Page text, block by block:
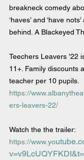
breakneck comedy
‘haves’ and ‘have
behind. A Blackeyed
Teechers Leavers ’22
11+. Family discounts
teacher per 10 pupils.
https://
ers-leavers-22/
Watch the the trailer:
https://www.yo